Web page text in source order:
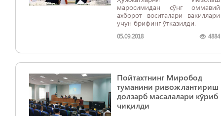
маросимидан сўнг оммавий
ахборот воситалари вакиллари
учун брифинг ўтказилди.
05.09.2018 4884
Пойтахтнинг Миробод
туманини ривожлантириш
долзарб масалалари кўриб
чиқилди